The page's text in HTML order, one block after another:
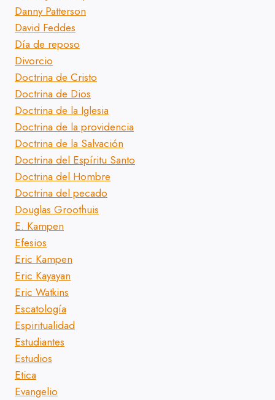
Danny Patterson
David Feddes
Día de reposo
Divorcio
Doctrina de Cristo
Doctrina de Dios
Doctrina de la Iglesia
Doctrina de la providencia
Doctrina de la Salvación
Doctrina del Espíritu Santo
Doctrina del Hombre
Doctrina del pecado
Douglas Groothuis
E. Kampen
Efesios
Eric Kampen
Eric Kayayan
Eric Watkins
Escatología
Espiritualidad
Estudiantes
Estudios
Etica
Evangelio